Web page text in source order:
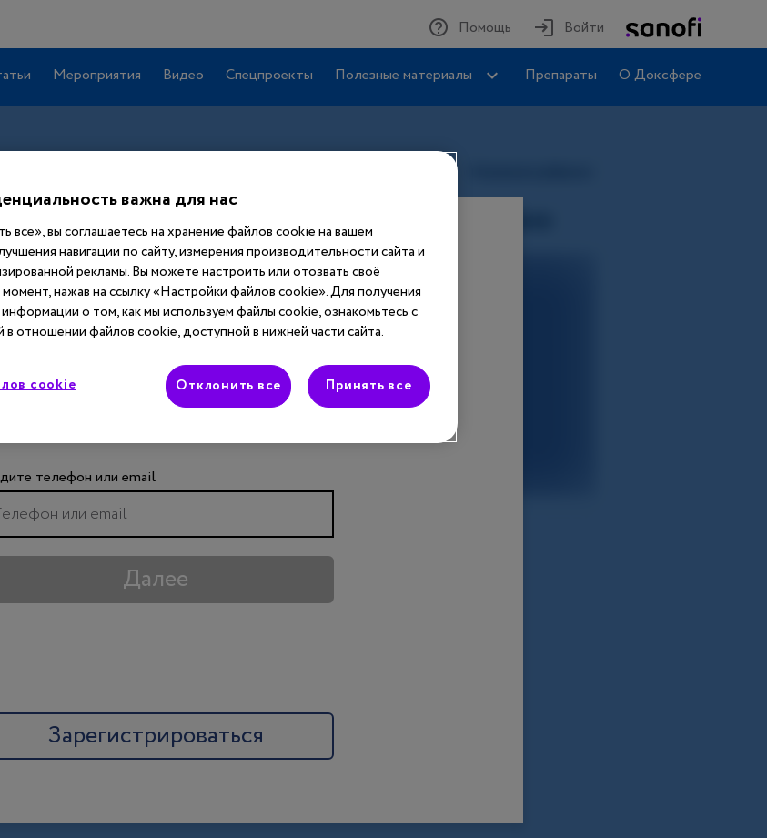
Помощь Войти
Мероприятия Видео Спецпроекты Полезные материалы Препараты О Доксфере
Вход
материал доступен только после
Войдите или зарегистрируйтесь,
получить доступ ко всем материалам
телефон или email
Далее
Зарегистрироваться
важна для нас
все», вы соглашаетесь на хранение файлов cookie на вашем
навигации по сайту, измерения производительности сайта и
рекламы. Вы можете настроить или отозвать своё
нажав на ссылку «Настройки файлов cookie». Для получения
о том, как мы используем файлы cookie, ознакомьтесь с
отношении файлов cookie, доступной в нижней части сайта.
cookie Отклонить все Принять все